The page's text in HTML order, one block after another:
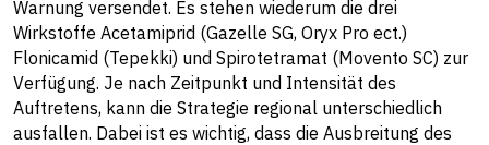
Warnung versendet. Es stehen wiederum die drei
Wirkstoffe Acetamiprid (Gazelle SG, Oryx Pro ect.)
Flonicamid (Tepekki) und Spirotetramat (Movento SC) zur
Verfügung. Je nach Zeitpunkt und Intensität des
Auftretens, kann die Strategie regional unterschiedlich
ausfallen. Dabei ist es wichtig, dass die Ausbreitung des